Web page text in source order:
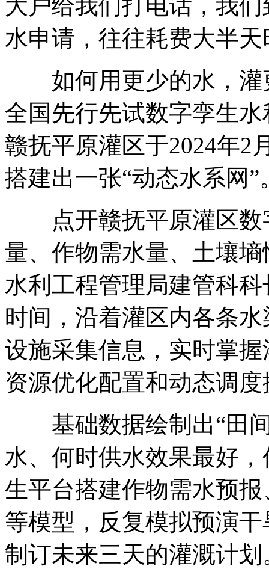
大户给我们打电话，我
水申请，往往耗费大半天
如何用更少的水，灌
全国先行先试数字孪生
赣抚平原灌区于2024年2
搭建出一张“动态水系网”
点开赣抚平原灌区数
量、作物需水量、土壤
水利工程管理局建管科
时间，沿着灌区内各条
设施采集信息，实时掌
资源优化配置和动态调
基础数据绘制出“田间
水、何时供水效果最好
生平台搭建作物需水预
等模型，反复模拟预演
制订未来三天的灌溉计划